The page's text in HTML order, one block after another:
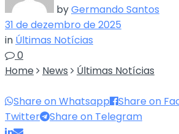
byGermando Santos
31 de dezembro de 2025
in Últimas Notícias
0
Home
News Últimas Notícias
Share on Whatsapp Share on
Twitter
Share on Telegram